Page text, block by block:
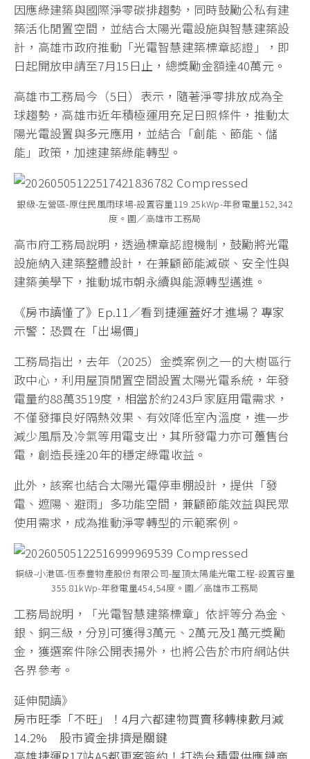
因應綠建築與國際淨零碳排趨勢，同時鼓勵公私有建
築活化閒置空間，並結合太陽光電設施與智慧建築設
計，高雄市政府推動「光電智慧建築標章認證」，即
日起開放申請至7月15日止，總獎勵金額達40萬元。
高雄市工務局今（5日）表示，隨著淨零排放成為全
球趨勢，高雄市近年積極運用充足日照條件，推動太
陽光電設置與多元應用，並結合「創能、節能、儲
能」政策，加速建築綠能轉型。
銀級-左營區-原住民風雨球場-設置容量119.25kWp-年發電量152,342
度。圖／高雄市工務局
高市府工務局說明，透過標章認證機制，鼓勵將光電
設施納入建築整體設計，在兼顧節能減碳、安全性與
建築美學下，推動城市朝永續與能源轉型邁進。
《房市讀懂了》Ep.11／看到捷運蓋好才進場？專家
示警：恐買在「出場價」
工務局指出，去年（2025）金獎案例之一的大樹區行
政中心，利用屋頂閒置空間設置太陽光電系統，年發
電量約88萬3519度，相當於約243戶家庭用電需求，
不僅發揮良好隔熱效果、有效降低室內溫度，進一步
減少風扇及冷氣等用電支出，其所發電力亦可躉售台
電，創造長達20年的穩定綠電收益。
此外，該案也結合太陽光電停車棚設計，提供「發
電、遮陽、避雨」多功能空間，兼顧節能效益與民眾
使用需求，成為推動淨零轉型的示範案例。
銅級-小港區-恆泰豐物產股份有限公司-屋頂太陽能光電工程-設置容量
355.81kWp-年發電量454,54度。圖／高雄市工務局
工務局說明，「光電智慧建築標章」依評等分為金、
銀、銅三級，分別可獲得3萬元、2萬元及1萬元獎勵
金，獲選案件除公開表揚外，也將公告於市府網站供
各界參考。
延伸閱讀》
房市旺季「不旺」！4月六都建物買賣移轉棟數月減
14.2% 股市資金排擠是關鍵